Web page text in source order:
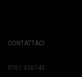
CONTATTACI
0761.326745